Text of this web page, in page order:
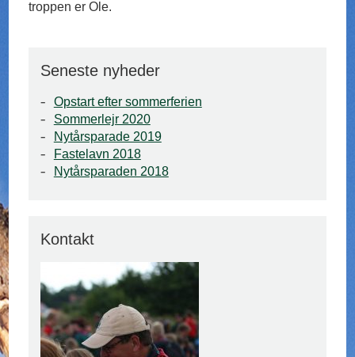
troppen er Ole.
Seneste nyheder
Opstart efter sommerferien
Sommerlejr 2020
Nytårsparade 2019
Fastelavn 2018
Nytårsparaden 2018
Kontakt